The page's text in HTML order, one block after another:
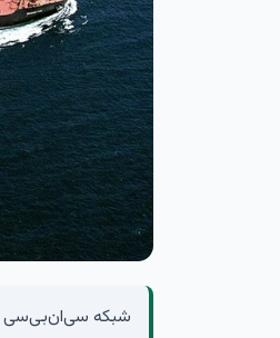
شبکه سی‌ان‌بی‌سی